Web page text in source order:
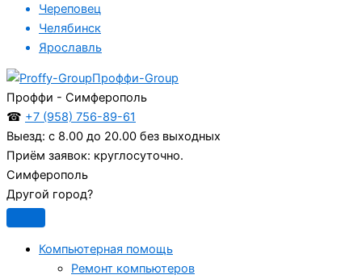
Череповец
Челябинск
Ярославль
Проффи-Group
Проффи - Симферополь
☎ +7 (958) 756-89-61
Выезд: с 8.00 до 20.00 без выходных
Приём заявок: круглосуточно.
Симферополь
Другой город?
Компьютерная помощь
Ремонт компьютеров